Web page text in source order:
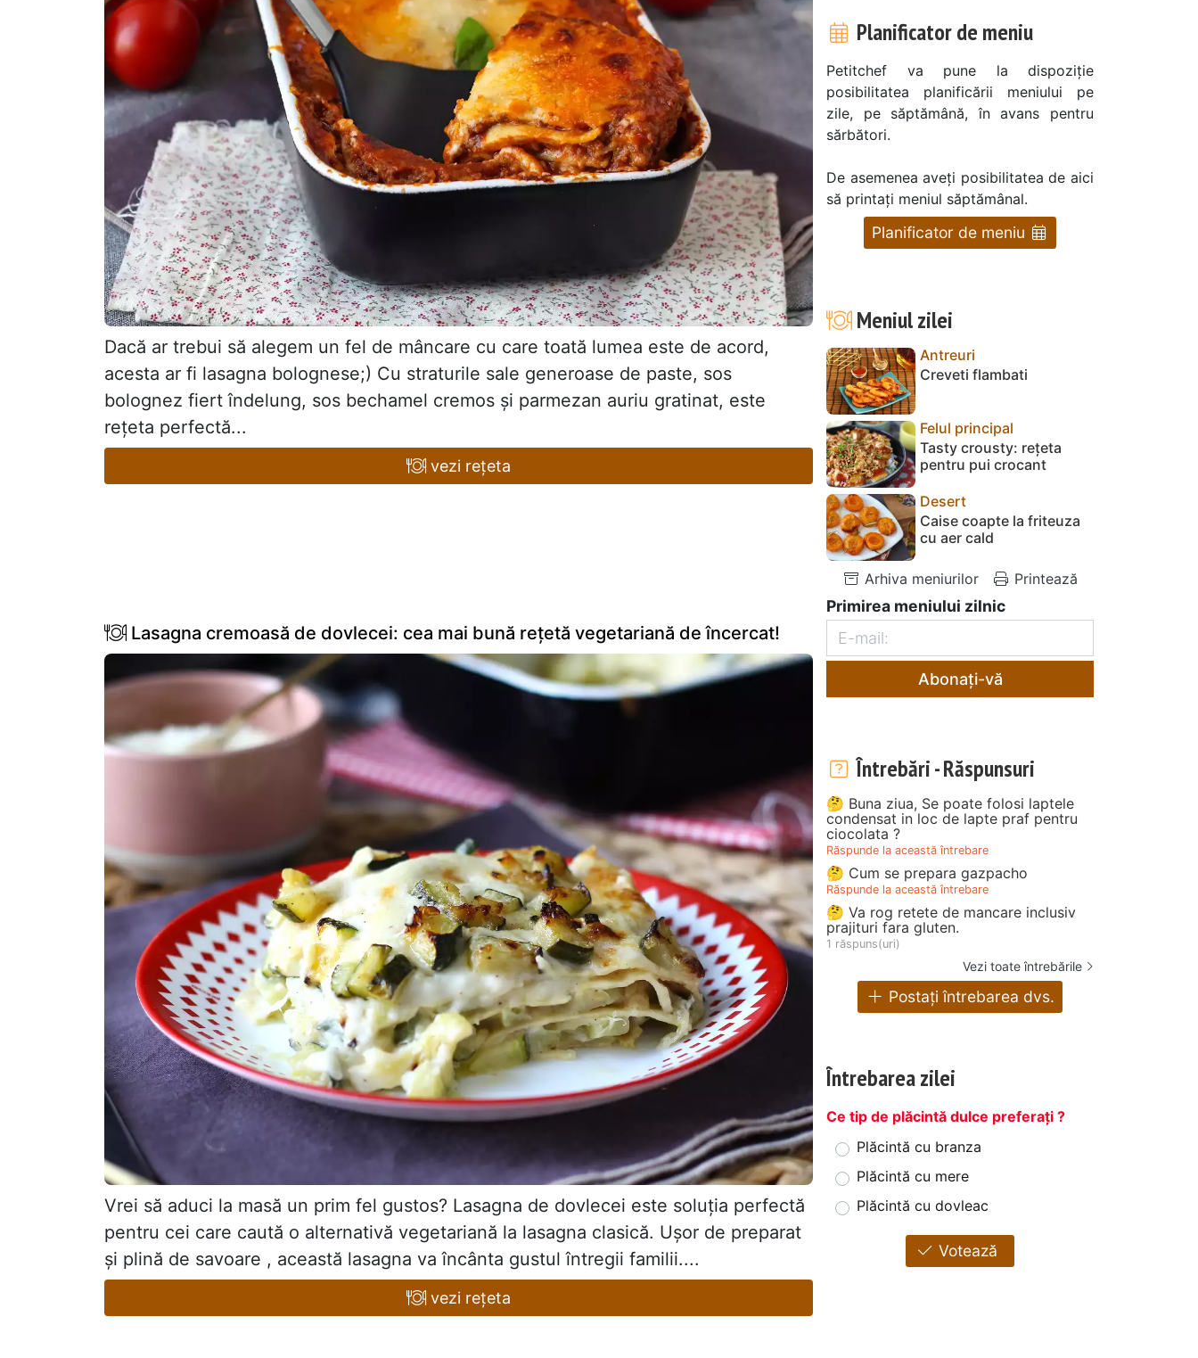
Dacă ar trebui să alegem un fel de mâncare cu care toată lumea este de acord,
acesta ar fi lasagna bolognese;) Cu straturile sale generoase de paste, sos
bolognez fiert îndelung, sos bechamel cremos și parmezan auriu gratinat, este
rețeta perfectă...
vezi rețeta
Lasagna cremoasă de dovlecei: cea mai bună rețetă vegetariană de încercat!
Vrei să aduci la masă un prim fel gustos? Lasagna de dovlecei este soluția perfectă
pentru cei care caută o alternativă vegetariană la lasagna clasică. Ușor de preparat
și plină de savoare , această lasagna va încânta gustul întregii familii....
vezi rețeta
Planificator de meniu
Petitchef va pune la dispoziție
posibilitatea planificării meniului pe
zile, pe săptămână, în avans pentru
sărbători.
De asemenea aveți posibilitatea de aici
să printați meniul săptămânal.
Planificator de meniu
Meniul zilei
Antreuri
Creveti flambati
Felul principal
Tasty crousty: rețeta
pentru pui crocant
Desert
Caise coapte la friteuza
cu aer cald
Arhiva meniurilor Printează
Primirea meniului zilnic
Abonați-vă
Întrebări - Răspunsuri
🤔 Buna ziua, Se poate folosi laptele
condensat in loc de lapte praf pentru
ciocolata ?
Răspunde la această întrebare
🤔 Cum se prepara gazpacho
Răspunde la această întrebare
🤔 Va rog retete de mancare inclusiv
prajituri fara gluten.
1 răspuns(uri)
Vezi toate întrebările
Postați întrebarea dvs.
Întrebarea zilei
Ce tip de plăcintă dulce preferați ?
Plăcintă cu branza
Plăcintă cu mere
Plăcintă cu dovleac
Votează